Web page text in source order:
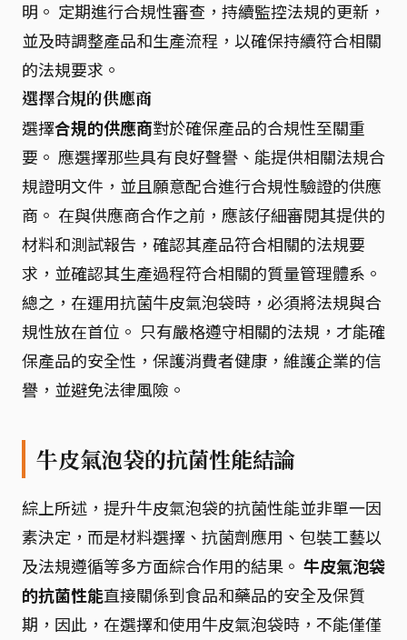
明。 定期進行合規性審查，持續監控法規的更新，
並及時調整產品和生產流程，以確保持續符合相關
的法規要求。
選擇合規的供應商
選擇合規的供應商對於確保產品的合規性至關重
要。 應選擇那些具有良好聲譽、能提供相關法規合
規證明文件，並且願意配合進行合規性驗證的供應
商。 在與供應商合作之前，應該仔細審閱其提供的
材料和測試報告，確認其產品符合相關的法規要
求，並確認其生產過程符合相關的質量管理體系。
總之，在運用抗菌牛皮氣泡袋時，必須將法規與合
規性放在首位。 只有嚴格遵守相關的法規，才能確
保產品的安全性，保護消費者健康，維護企業的信
譽，並避免法律風險。
牛皮氣泡袋的抗菌性能結論
綜上所述，提升牛皮氣泡袋的抗菌性能並非單一因
素決定，而是材料選擇、抗菌劑應用、包裝工藝以
及法規遵循等多方面綜合作用的結果。 牛皮氣泡袋
的抗菌性能直接關係到食品和藥品的安全及保質
期，因此，在選擇和使用牛皮氣泡袋時，不能僅僅